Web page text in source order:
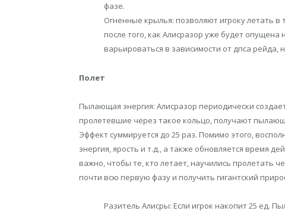
фазе.
Огненные крылья: позволяют игроку летать
после того, как Алисразор уже будет
варьироваться в зависимости от дпса
Полет
Пылающая энергия: Алисразор периодически
пролетевшие через такое кольцо, получают
Эффект суммируется до 25 раз. Помимо этого,
энергия, ярость и т.д., а также обновляется время
важно, чтобы те, кто летает, научились пролетать
почти всю первую фазу и получить гигантский
Разитель Алисры: Если игрок накопит 25 ед.